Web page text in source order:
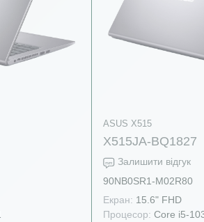
ASUS X515
X515JA-BQ1827
Залишити відгук
90NB0SR1-M02R80
Екран: 15.6" FHD
Процесор: Core i5-